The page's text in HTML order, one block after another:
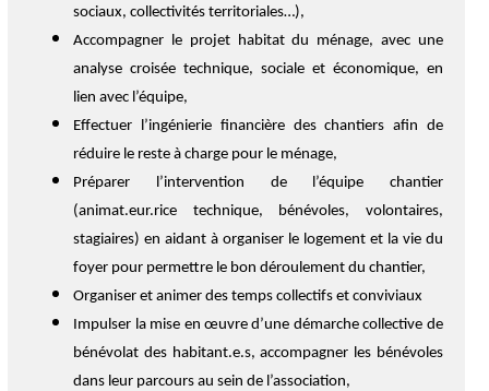
sociaux, collectivités territoriales…),
Accompagner le projet habitat du ménage, avec une
analyse croisée technique, sociale et économique, en
lien avec l’équipe,
Effectuer l’ingénierie financière des chantiers afin de
réduire le reste à charge pour le ménage,
Préparer l’intervention de l’équipe chantier
(animat.eur.rice technique, bénévoles, volontaires,
stagiaires) en aidant à organiser le logement et la vie du
foyer pour permettre le bon déroulement du chantier,
Organiser et animer des temps collectifs et conviviaux
Impulser la mise en œuvre d’une démarche collective de
bénévolat des habitant.e.s, accompagner les bénévoles
dans leur parcours au sein de l’association,